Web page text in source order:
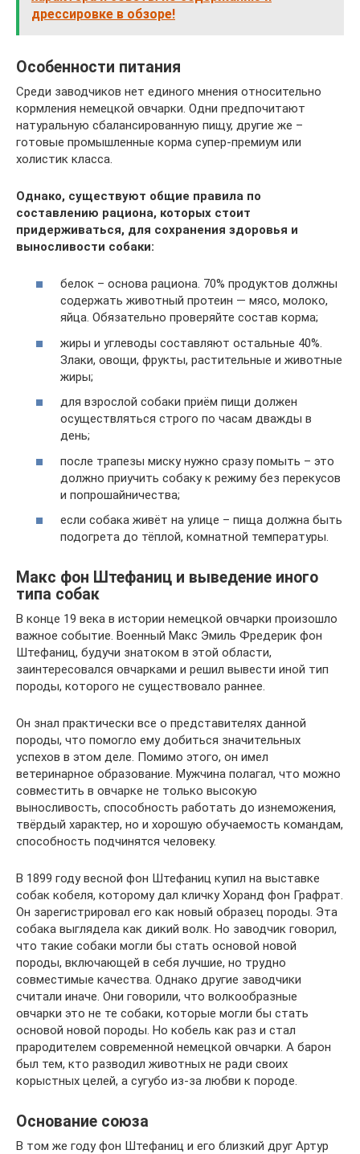
дрессировке в обзоре!
Особенности питания
Среди заводчиков нет единого мнения относительно
кормления немецкой овчарки. Одни предпочитают
натуральную сбалансированную пищу, другие же –
готовые промышленные корма супер-премиум или
холистик класса.
Однако, существуют общие правила по
составлению рациона, которых стоит
придерживаться, для сохранения здоровья и
выносливости собаки:
белок – основа рациона. 70% продуктов должны
содержать животный протеин — мясо, молоко,
яйца. Обязательно проверяйте состав корма;
жиры и углеводы составляют остальные 40%.
Злаки, овощи, фрукты, растительные и животные
жиры;
для взрослой собаки приём пищи должен
осуществляться строго по часам дважды в
день;
после трапезы миску нужно сразу помыть – это
должно приучить собаку к режиму без перекусов
и попрошайничества;
если собака живёт на улице – пища должна быть
подогрета до тёплой, комнатной температуры.
Макс фон Штефаниц и выведение иного
типа собак
В конце 19 века в истории немецкой овчарки произошло
важное событие. Военный Макс Эмиль Фредерик фон
Штефаниц, будучи знатоком в этой области,
заинтересовался овчарками и решил вывести иной тип
породы, которого не существовало раннее.
Он знал практически все о представителях данной
породы, что помогло ему добиться значительных
успехов в этом деле. Помимо этого, он имел
ветеринарное образование. Мужчина полагал, что можно
совместить в овчарке не только высокую
выносливость, способность работать до изнеможения,
твёрдый характер, но и хорошую обучаемость командам,
способность подчинятся человеку.
В 1899 году весной фон Штефаниц купил на выставке
собак кобеля, которому дал кличку Хоранд фон Графрат.
Он зарегистрировал его как новый образец породы. Эта
собака выглядела как дикий волк. Но заводчик говорил,
что такие собаки могли бы стать основой новой
породы, включающей в себя лучшие, но трудно
совместимые качества. Однако другие заводчики
считали иначе. Они говорили, что волкообразные
овчарки это не те собаки, которые могли бы стать
основой новой породы. Но кобель как раз и стал
прародителем современной немецкой овчарки. А барон
был тем, кто разводил животных не ради своих
корыстных целей, а сугубо из-за любви к породе.
Основание союза
В том же году фон Штефаниц и его близкий друг Артур